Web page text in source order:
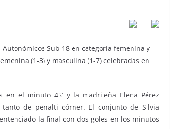
Sub-18 en categoría femenina y
(1-3) y masculina (1-7) celebradas en
el minuto 45’ y la madrileña Elena Pérez
de penalti córner. El conjunto de Silvia
la final con dos goles en los minutos